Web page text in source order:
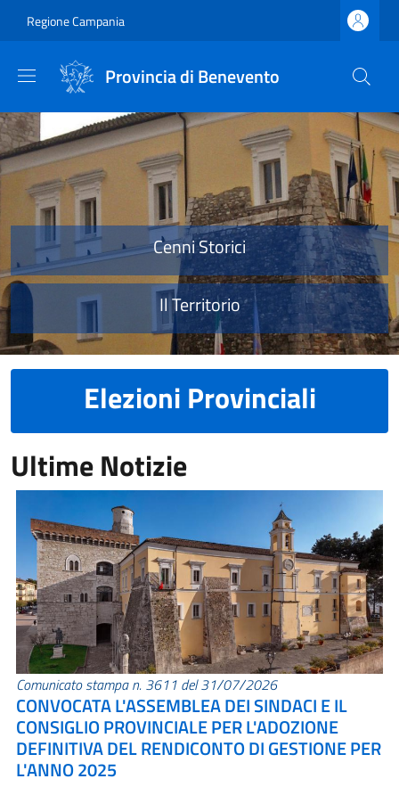
Regione Campania
Provincia di Benevento
Provincia di Benevento
Cenni Storici
Il Territorio
Elezioni Provinciali
Ultime Notizie
Comunicato stampa n. 3611 del 31/07/2026
CONVOCATA L'ASSEMBLEA DEI SINDACI E IL
CONSIGLIO PROVINCIALE PER L'ADOZIONE
DEFINITIVA DEL RENDICONTO DI GESTIONE PER
L'ANNO 2025